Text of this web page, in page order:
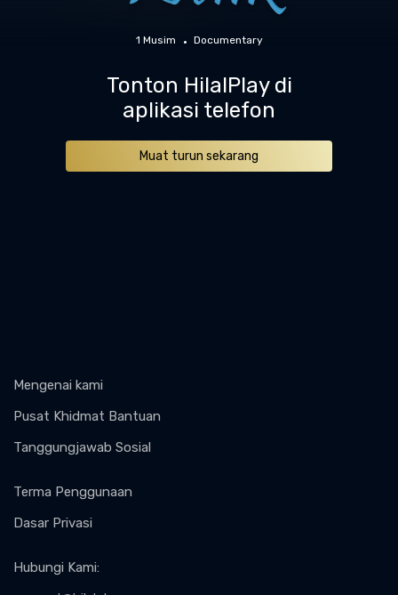
1 Musim Documentary
Tonton HilalPlay di
aplikasi telefon
Muat turun sekarang
Mengenai kami
Pusat Khidmat Bantuan
Tanggungjawab Sosial
Terma Penggunaan
Dasar Privasi
Hubungi Kami: